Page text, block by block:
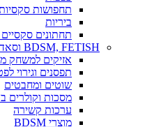
תחפושות
ביריות
תחתונים
BDSM, FETISH וסאדו
אזיקים למשחק
תפסנים וגירוי
שוטים ומחבטים
מסכות וקולרים
ערכות קשירה
מוצרי BDSM